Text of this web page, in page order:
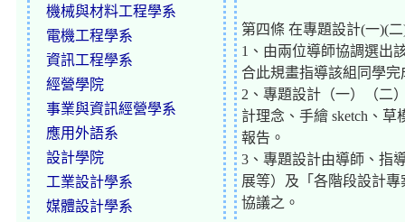
機械與材料工程學系
電機工程學系
資訊工程學系
經營學院
事業與資訊經營學系
應用外語系
設計學院
工業設計學系
媒體設計學系
第四條 在專題設計(一)(
1、由兩位導師協調選出
合此規畫指導該組同學完
2、專題設計（一）（二
計理念、手繪 sketch、
報告。
3、專題設計由導師、指
展等）及「各階段設計
協議之。